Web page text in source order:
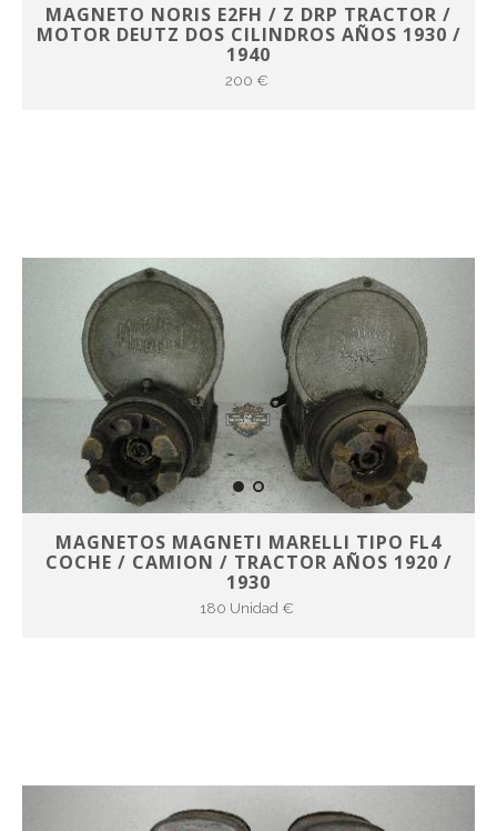
MAGNETO NORIS E2FH / Z DRP TRACTOR /
MOTOR DEUTZ DOS CILINDROS AÑOS 1930 /
1940
200 €
MAGNETOS MAGNETI MARELLI TIPO FL4
COCHE / CAMION / TRACTOR AÑOS 1920 /
1930
180 Unidad €